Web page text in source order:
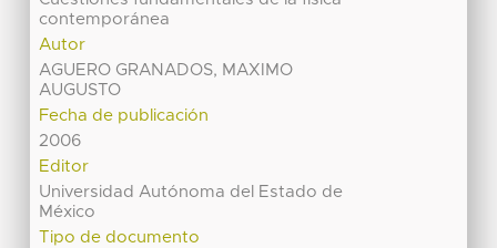
contemporánea
Autor
AGUERO GRANADOS, MAXIMO
AUGUSTO
Fecha de publicación
2006
Editor
Universidad Autónoma del Estado de
México
Tipo de documento